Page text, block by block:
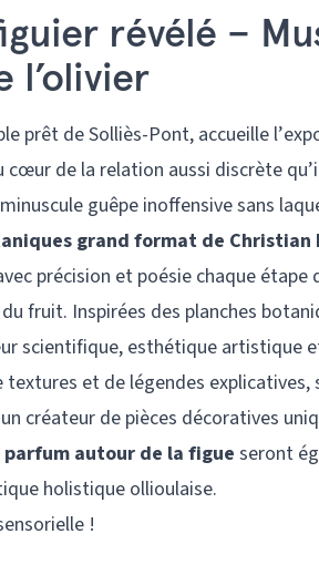
révélé –
l’olivier
prêt de Solliès-Pont, accueille
cœur de la relation aussi discrète
guêpe inoffensive sans
grand format de Christian
précision et poésie chaque
fruit. Inspirées des planches
scientifique, esthétique artistique
textures et de légendes
un créateur de pièces décoratives
autour de la figueseront
holistique ollioulaise.
!